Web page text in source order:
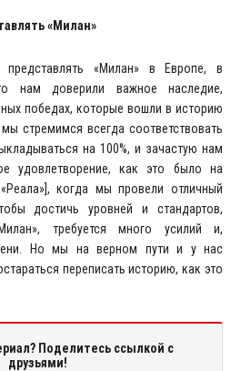
«Милан»
«Милан» в Европе, в
нам доверили важное наследие,
победах, которые вошли в историю
стремимся всегда соответствовать
на 100%, и зачастую нам
удовлетворение, как это было на
когда мы провели отличный
достичь уровней и стандартов,
требуется много усилий и,
Но мы на верном пути и у нас
переписать историю, как это
Поделитесь ссылкой с
друзьями!